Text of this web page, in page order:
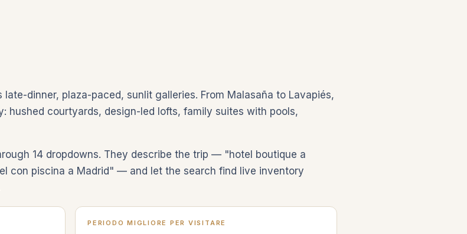
dinner, plaza-paced, sunlit galleries. From Malasaña to Lavapiés,
hushed courtyards, design-led lofts, family suites with pools,
14 dropdowns. They describe the trip — "hotel boutique a
con piscina a Madrid" — and let the search find live inventory
PERIODO MIGLIORE PER VISITARE